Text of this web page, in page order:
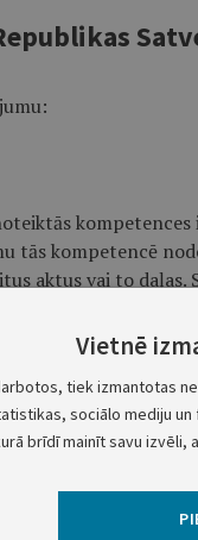
tās kompetencē
aktus vai to daļas.
ar ne mazāk
Vietnē
tiek izmantotas
sociālo mediju
brīdī mainīt savu izvēli,